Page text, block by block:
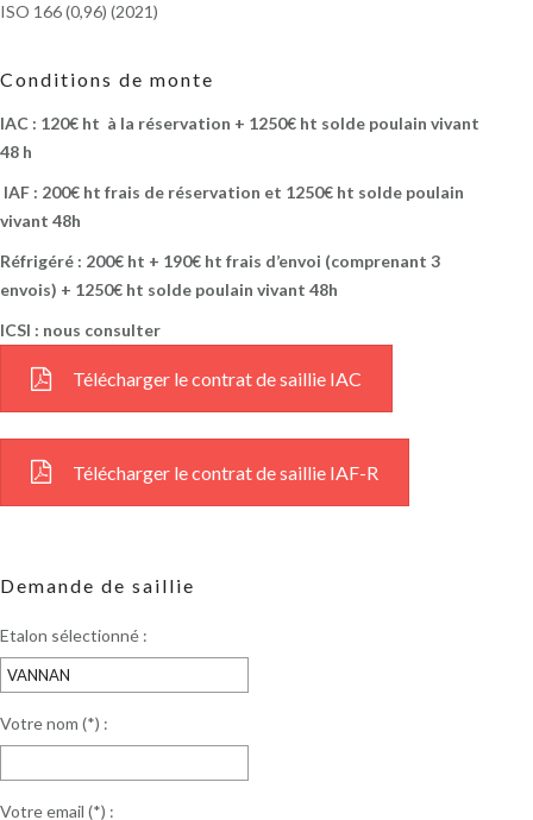
ISO 166 (0,96) (2021)
Conditions de monte
IAC : 120€ ht à la réservation + 1250€ ht solde poulain vivant
48 h
IAF : 200€ ht frais de réservation et 1250€ ht solde poulain
vivant 48h
Réfrigéré : 200€ ht + 190€ ht frais d’envoi (comprenant 3
envois) + 1250€ ht solde poulain vivant 48h
ICSI : nous consulter
Télécharger le contrat de saillie IAC
Télécharger le contrat de saillie IAF-R
Demande de saillie
Etalon sélectionné :
Votre nom (*) :
Votre email (*) :